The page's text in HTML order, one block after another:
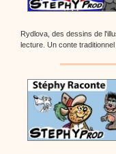
Rydlova, des dessins de
lecture. Un conte